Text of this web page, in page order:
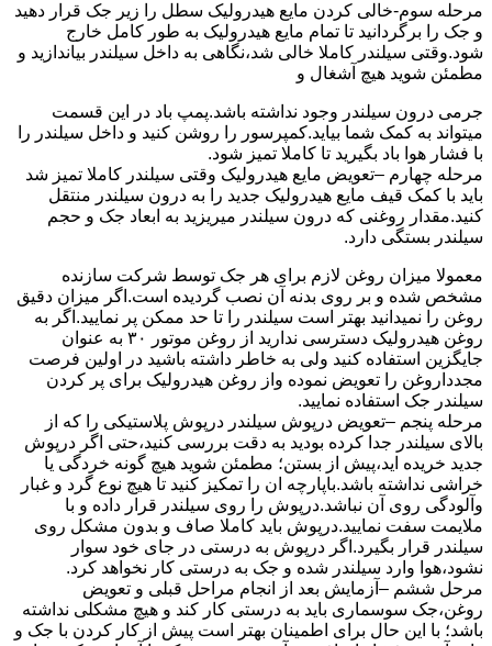
مرحله سوم-خالی کردن مایع هیدرولیک سطل را زیر جک قرار دهید
و جک را برگردانید تا تمام مایع هیدرولیک به طور کامل خارج
شود.وقتی سیلندر کاملا خالی شد،نگاهی به داخل سیلندر بیاندازید و
مطمئن شوید هیچ آشغال و
جرمی درون سیلندر وجود نداشته باشد.پمپ باد در این قسمت
میتواند به کمک شما بیاید.کمپرسور را روشن کنید و داخل سیلندر را
با فشار هوا باد بگیرید تا کاملا تمیز شود.
مرحله چهارم –تعویض مایع هیدرولیک وقتی سیلندر کاملا تمیز شد
باید با کمک قیف مایع هیدرولیک جدید را به درون سیلندر منتقل
کنید.مقدار روغنی که درون سیلندر میریزید به ابعاد جک و حجم
سیلندر بستگی دارد.
معمولا میزان روغن لازم برای هر جک توسط شرکت سازنده
مشخص شده و بر روی بدنه آن نصب گردیده است.اگر میزان دقیق
روغن را نمیدانید بهتر است سیلندر را تا حد ممکن پر نمایید.اگر به
روغن هیدرولیک دسترسی ندارید از روغن موتور ۳۰ به عنوان
جایگزین استفاده کنید ولی به خاطر داشته باشید در اولین فرصت
مجدداروغن را تعویض نموده واز روغن هیدرولیک برای پر کردن
سیلندر جک استفاده نمایید.
مرحله پنجم –تعویض درپوش سیلندر درپوش پلاستیکی را که از
بالای سیلندر جدا کرده بودید به دقت بررسی کنید،حتی اگر درپوش
جدید خریده اید،پیش از بستن؛ مطمئن شوید هیچ گونه خردگی یا
خراشی نداشته باشد.باپارچه ان را تمکیز کنید تا هیچ نوع گرد و غبار
وآلودگی روی آن نباشد.درپوش را روی سیلندر قرار داده و با
ملایمت سفت نمایید.درپوش باید کاملا صاف و بدون مشکل روی
سیلندر قرار بگیرد.اگر درپوش به درستی در جای خود سوار
نشود،هوا وارد سیلندر شده و جک به درستی کار نخواهد کرد.
مرحل ششم –آزمایش بعد از انجام مراحل قبلی و تعویض
روغن،جک سوسماری باید به درستی کار کند و هیچ مشکلی نداشته
باشد؛ با این حال برای اطمینان بهتر است پیش از کار کردن با جک و